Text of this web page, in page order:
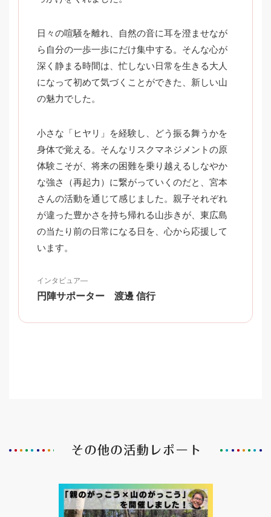
日々の喧騒を離れ、自然の音に耳を澄ませなが
ら自分の一歩一歩にだけ集中する。そんな心が
深く静まる時間は、忙しない日常を生きる大人
になって初めて気づくことができた、新しい山
の魅力でした。
小さな「ヒヤリ」を経験し、どう振る舞うかを
身体で覚える。そんなリスクマネジメントの原
体験こそが、将来の困難を乗り越えるしなやか
な強さ（再起力）に繋がっていくのだと、宮本
さんの活動を通じて感じました。親子それぞれ
が違った豊かさを持ち帰れる山歩きが、東広島
の当たり前の日常になる日を、心から応援して
います。
インタビュア―
円陣サポーター 渡邊 信行